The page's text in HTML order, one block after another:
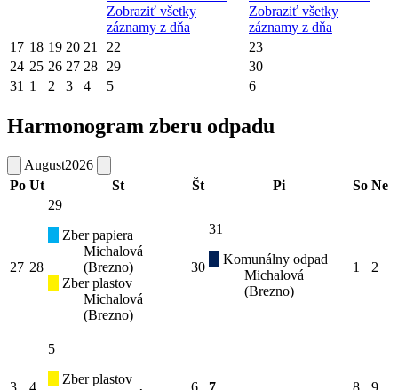
Zobraziť všetky
záznamy z dňa
Zobraziť všetky
záznamy z dňa
17 18 19 20 21 22
23
24 25 26 27 28 29
30
31 1 2 3 4 5 6
Harmonogram zberu odpadu
August2026
Po Ut St Št Pi So Ne
27 28
29
Zber papiera
Michalová
(Brezno)
Zber plastov
Michalová
(Brezno)
30
31
Komunálny odpad
Michalová
(Brezno)
1 2
3 4
5
Zber plastov
6 7 8 9